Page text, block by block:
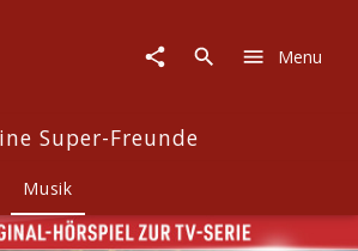
Menu
Super-Freunde
Musik